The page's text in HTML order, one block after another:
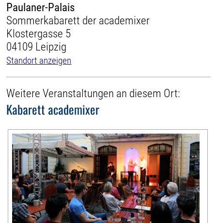
Paulaner-Palais
Sommerkabarett der academixer
Klostergasse 5
04109 Leipzig
Standort anzeigen
Weitere Veranstaltungen an diesem Ort:
Kabarett academixer